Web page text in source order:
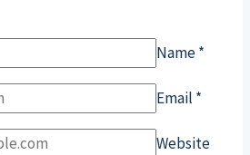
Name*
Email *
Website